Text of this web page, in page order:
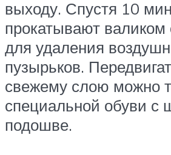
выходу. Спустя 10
прокатывают валиком
для удаления
пузырьков.
свежему слою можно
специальной обуви с
подошве.